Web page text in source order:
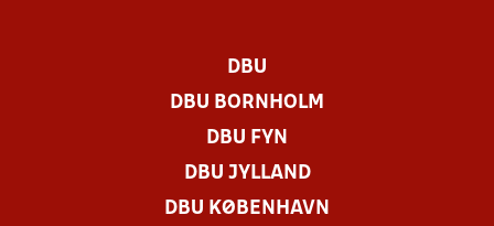
DBU
DBU BORNHOLM
DBU FYN
DBU JYLLAND
DBU KØBENHAVN